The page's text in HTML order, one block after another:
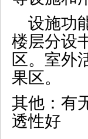
设施功
楼层分设
区。室外
果区。
其他：有
透性好